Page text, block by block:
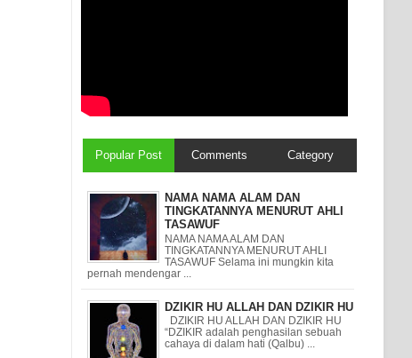
Popular Post Comments Category
NAMA NAMA ALAM DAN
TINGKATANNYA MENURUT AHLI
TASAWUF
NAMA NAMA ALAM DAN
TINGKATANNYA MENURUT AHLI
TASAWUF Selama ini mungkin kita
pernah mendengar ...
DZIKIR HU ALLAH DAN DZIKIR HU
DZIKIR HU ALLAH DAN DZIKIR HU
“DZIKIR adalah penghasilan sebuah
cahaya di dalam hati (Qalbu) ...